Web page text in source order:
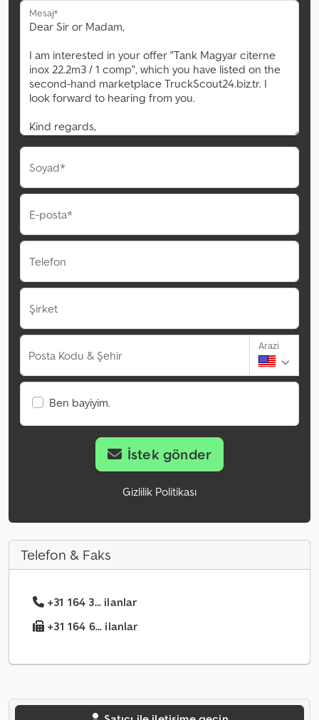
Mesaj*
Soyad*
E-posta*
Telefon
Şirket
Posta Kodu & Şehir
Arazi
Ben bayiyim.
İstek gönder
Gizlilik Politikası
Telefon & Faks
+31 164 3... ilanlar
+31 164 6... ilanlar